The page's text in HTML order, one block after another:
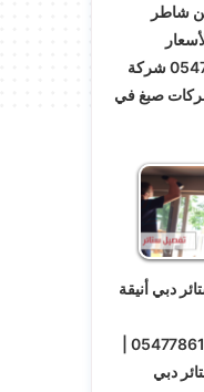
شاطر
0547786117 شركة
صبغ في
دبي أنيقة
دبي